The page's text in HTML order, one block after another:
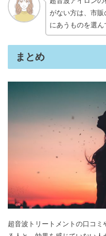
がない方は、市
にあうものを選ん
まとめ
超音波トリートメントの口コ